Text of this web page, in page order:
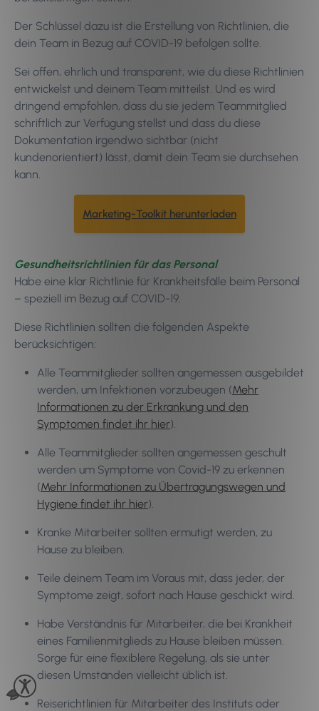
Der Schlüssel dazu ist die Erstellung von Richtlinien, die
dein Team in Bezug auf COVID-19 befolgen sollte.
Sei offen, ehrlich und transparent, wie du diese Richtlinien
entwickelst und deinem Team mitteilst. Und es wird
dringend empfohlen, dass du sie jedem Teammitglied
schriftlich zur Verfügung stellst und dass du diese
Dokumentation irgendwo sichtbar (nicht
kundenorientiert) lässt, damit dein Team sie durchsehen
kann.
Marketing-Toolkit herunterladen
Gesundheitsrichtlinien für das Personal
Habe eine klar Richtlinie für Krankheitsfälle beim Personal
– speziell im Bezug auf COVID-19.
Diese Richtlinien sollten die folgenden Aspekte
berücksichtigen:
Alle Teammitglieder sollten angemessen ausgebildet
werden, um Infektionen vorzubeugen (Mehr
Informationen zu der Erkrankung und den
Symptomen findet ihr hier).
Alle Teammitglieder sollten angemessen geschult
werden um Symptome von Covid-19 zu erkennen
(Mehr Informationen zu Übertragungswegen und
Hygiene findet ihr hier).
Kranke Mitarbeiter sollten ermutigt werden, zu
Hause zu bleiben.
Teile deinem Team im Voraus mit, dass jeder, der
Symptome zeigt, sofort nach Hause geschickt wird.
Habe Verständnis für Mitarbeiter, die bei Krankheit
eines Familienmitglieds zu Hause bleiben müssen.
Sorge für eine flexiblere Regelung, als sie unter
diesen Umständen vielleicht üblich ist.
Reiserichtlinien für Mitarbeiter des Instituts oder